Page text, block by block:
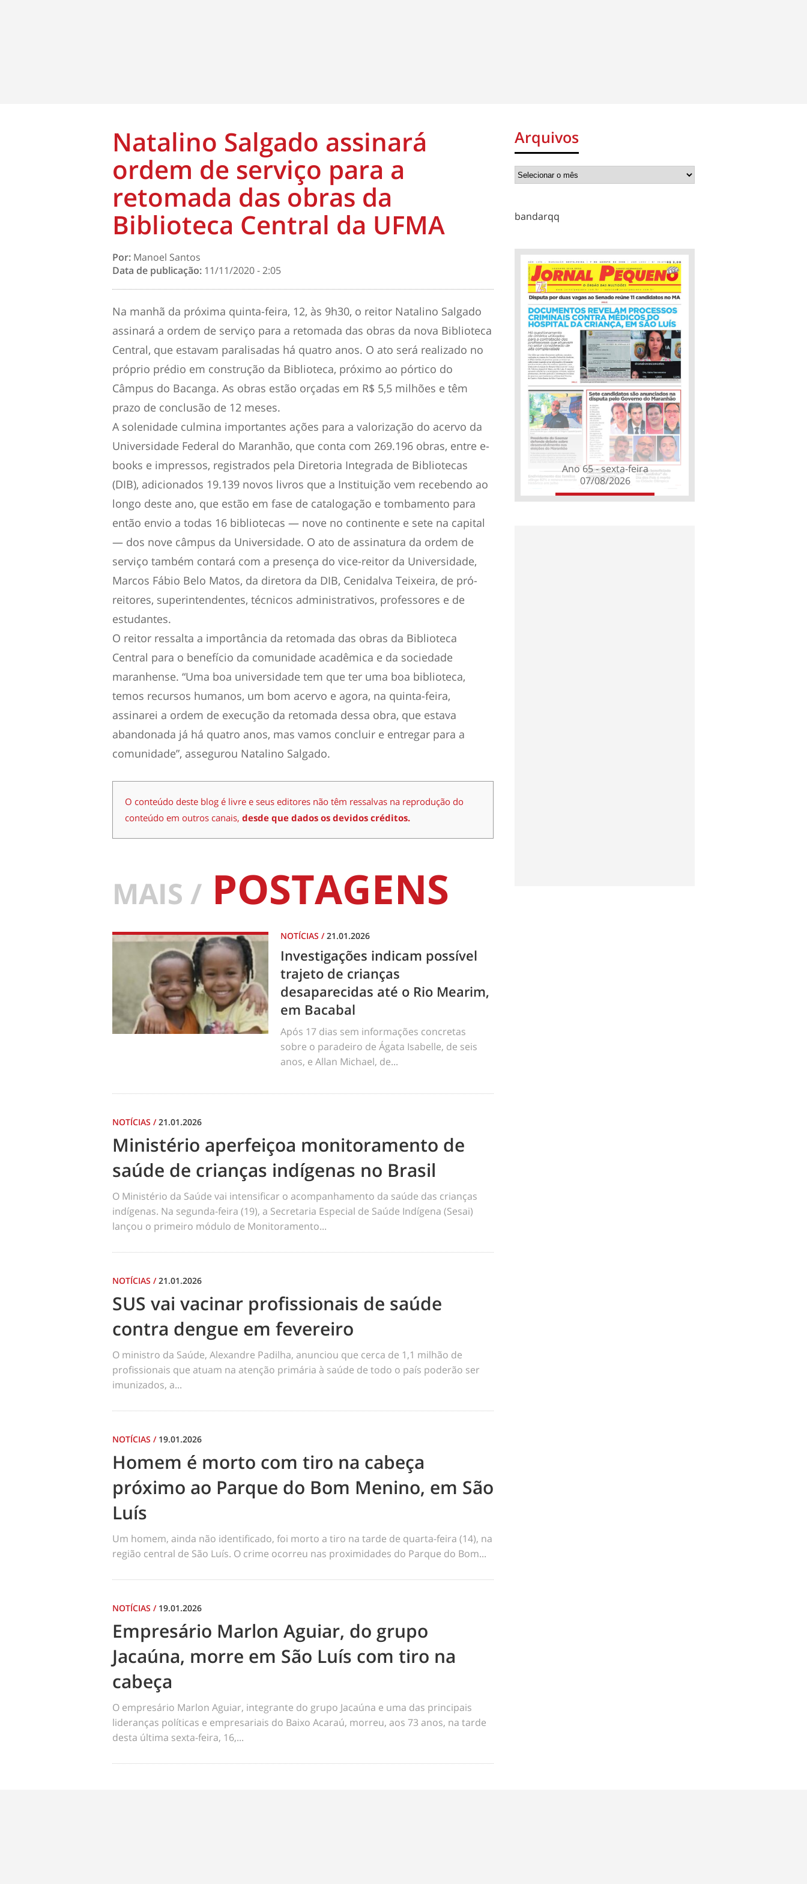
Natalino Salgado assinará
ordem de serviço para a
retomada das obras da
Biblioteca Central da UFMA
Por: Manoel Santos
Data de publicação: 11/11/2020 - 2:05
Na manhã da próxima quinta-feira, 12, às 9h30, o reitor Natalino Salgado
assinará a ordem de serviço para a retomada das obras da nova Biblioteca
Central, que estavam paralisadas há quatro anos. O ato será realizado no
próprio prédio em construção da Biblioteca, próximo ao pórtico do
Câmpus do Bacanga. As obras estão orçadas em R$ 5,5 milhões e têm
prazo de conclusão de 12 meses.
A solenidade culmina importantes ações para a valorização do acervo da
Universidade Federal do Maranhão, que conta com 269.196 obras, entre e-
books e impressos, registrados pela Diretoria Integrada de Bibliotecas
(DIB), adicionados 19.139 novos livros que a Instituição vem recebendo ao
longo deste ano, que estão em fase de catalogação e tombamento para
então envio a todas 16 bibliotecas — nove no continente e sete na capital
— dos nove câmpus da Universidade. O ato de assinatura da ordem de
serviço também contará com a presença do vice-reitor da Universidade,
Marcos Fábio Belo Matos, da diretora da DIB, Cenidalva Teixeira, de pró-
reitores, superintendentes, técnicos administrativos, professores e de
estudantes.
O reitor ressalta a importância da retomada das obras da Biblioteca
Central para o benefício da comunidade acadêmica e da sociedade
maranhense. “Uma boa universidade tem que ter uma boa biblioteca,
temos recursos humanos, um bom acervo e agora, na quinta-feira,
assinarei a ordem de execução da retomada dessa obra, que estava
abandonada já há quatro anos, mas vamos concluir e entregar para a
comunidade”, assegurou Natalino Salgado.
O conteúdo deste blog é livre e seus editores não têm ressalvas na reprodução do
conteúdo em outros canais, desde que dados os devidos créditos.
MAIS / POSTAGENS
NOTÍCIAS /21.01.2026
Investigações indicam possível
trajeto de crianças
desaparecidas até o Rio Mearim,
em Bacabal
Após 17 dias sem informações concretas
sobre o paradeiro de Ágata Isabelle, de seis
anos, e Allan Michael, de...
NOTÍCIAS /21.01.2026
Ministério aperfeiçoa monitoramento de
saúde de crianças indígenas no Brasil
O Ministério da Saúde vai intensificar o acompanhamento da saúde das crianças
indígenas. Na segunda-feira (19), a Secretaria Especial de Saúde Indígena (Sesai)
lançou o primeiro módulo de Monitoramento...
NOTÍCIAS /21.01.2026
SUS vai vacinar profissionais de saúde
contra dengue em fevereiro
O ministro da Saúde, Alexandre Padilha, anunciou que cerca de 1,1 milhão de
profissionais que atuam na atenção primária à saúde de todo o país poderão ser
imunizados, a...
NOTÍCIAS / 19.01.2026
Homem é morto com tiro na cabeça
próximo ao Parque do Bom Menino, em São
Luís
Um homem, ainda não identificado, foi morto a tiro na tarde de quarta-feira (14), na
região central de São Luís. O crime ocorreu nas proximidades do Parque do Bom...
NOTÍCIAS / 19.01.2026
Empresário Marlon Aguiar, do grupo
Jacaúna, morre em São Luís com tiro na
cabeça
O empresário Marlon Aguiar, integrante do grupo Jacaúna e uma das principais
lideranças políticas e empresariais do Baixo Acaraú, morreu, aos 73 anos, na tarde
desta última sexta-feira, 16,...
Arquivos
bandarqq
Ano 65 - sexta-feira
07/08/2026